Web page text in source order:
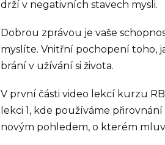
drží v negativních stavech mysli.
Dobrou zprávou je vaše
myslíte. Vnitřní pochopení toho,
brání v užívání si života.
V první části video lekcí kurzu
lekci 1, kde používáme
novým pohledem, o kterém